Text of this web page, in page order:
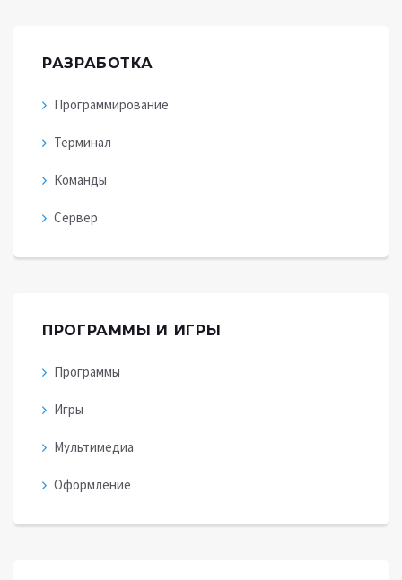
РАЗРАБОТКА
Программирование
Терминал
Команды
Сервер
ПРОГРАММЫ И ИГРЫ
Программы
Игры
Мультимедиа
Оформление